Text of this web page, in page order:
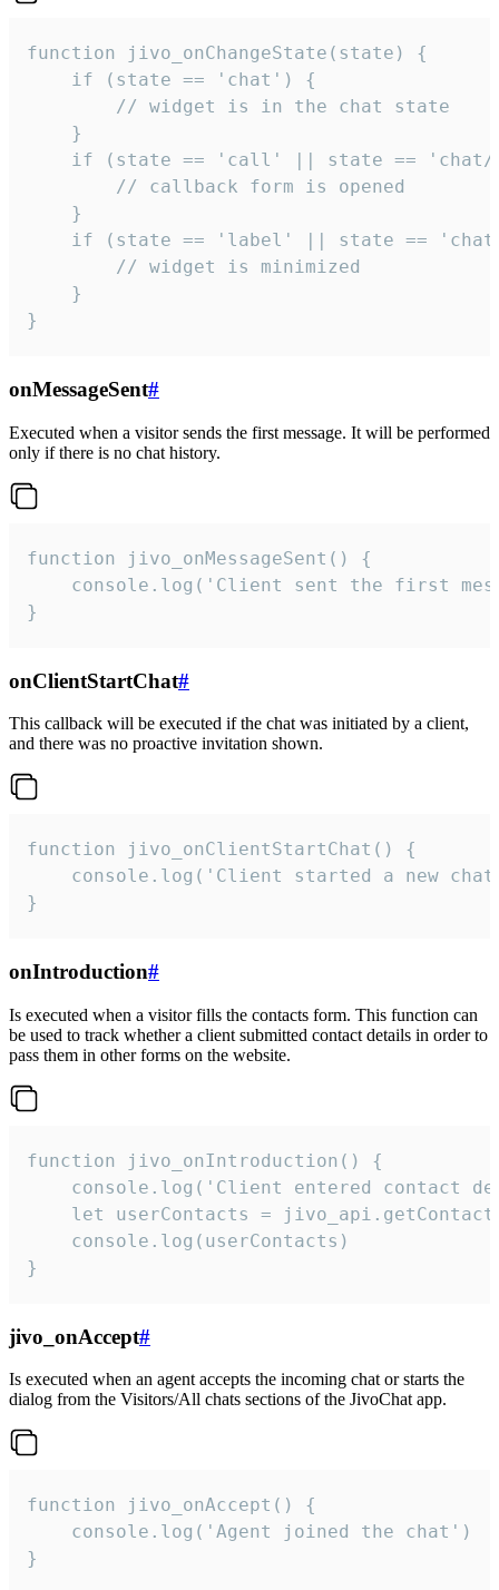
function jivo_onChangeState(state) {
    if (state == 'chat') {
        // widget is in the chat state
    }
if (state == 'call' || state ==
        // callback form is opened
    }
if (state == 'label' || state ==
        // widget is minimized
    }
}
onMessageSent#
Executed when a visitor sends the first message. It will be performed
only if there is no chat history.
function jivo_onMessageSent() {
console.log('Client sent the first
}
onClientStartChat#
This callback will be executed if the chat was initiated by a client,
and there was no proactive invitation shown.
function jivo_onClientStartChat() {
console.log('Client started a new
}
onIntroduction#
Is executed when a visitor fills the contacts form. This function can
be used to track whether a client submitted contact details in order to
pass them in other forms on the website.
function jivo_onIntroduction() {
console.log('Client entered contact
let userContacts =
    console.log(userContacts)
}
jivo_onAccept#
Is executed when an agent accepts the incoming chat or starts the
dialog from the Visitors/All chats sections of the JivoChat app.
function jivo_onAccept() {
}